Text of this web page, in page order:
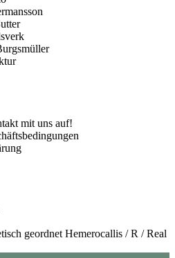
mit uns auf!
geordnet Hemerocallis /R /Real